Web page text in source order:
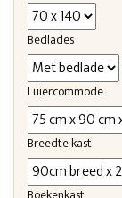
Bedlades
Luiercommode
Breedte kast